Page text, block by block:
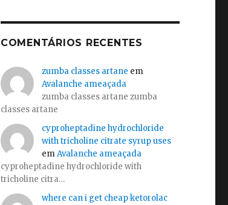
COMENTÁRIOS RECENTES
zumba classes artane em
Avalanche ameaçada
zumba classes artane zumba
classes artane
cyproheptadine hydrochloride
with tricholine citrate syrup uses
emAvalanche ameaçada
cyproheptadine hydrochloride with
tricholine citra…
where can i get cheap ketorolac